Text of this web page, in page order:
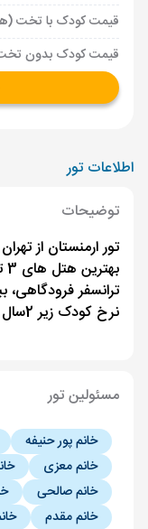
قیمت کودک با تخت
قیمت کودک بدون
اطلاعات تور
توضیحات
ترانسفر فرودگاهی،
نرخ کودک زیر 2سال 2.990.000 تومان میباشد.
مسئولین تور
خانم پور حنیفه
خانم معزی
خانم صالحی
خانم مقدم